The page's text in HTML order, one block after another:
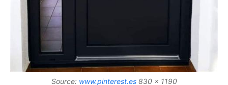
Source: www.pinterest.es830 x 1190